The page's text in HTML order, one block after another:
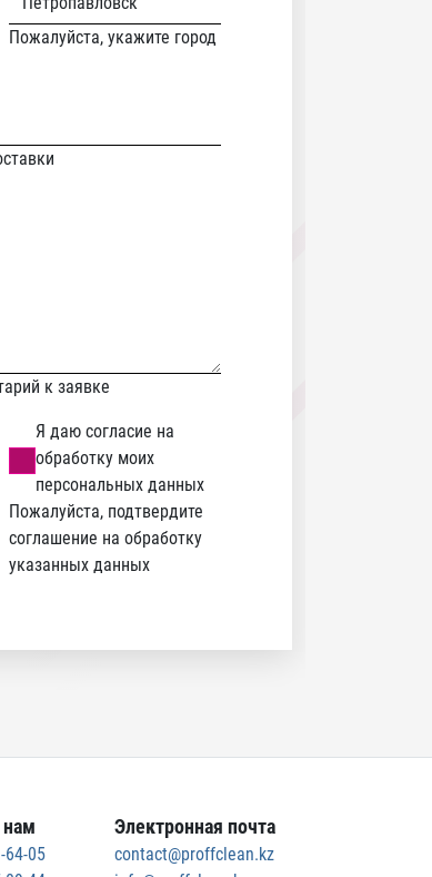
Пожалуйста, укажите город
к заявке
Я даю согласие на
обработку моих
персональных данных
Пожалуйста, подтвердите
соглашение на обработку
указанных данных
нам
64-05
Электронная почта
contact@proffclean.kz